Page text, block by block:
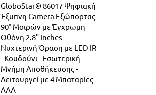
GloboStar® 86017 Ψηφιακή
Έξυπνη Camera Εξώπορτας
90° Μοιρών με Έγχρωμη
Οθόνη 2.8" Inches -
Νυχτερινή Όραση με LED IR
- Κουδούνι - Εσωτερική
Μνήμη Αποθήκευσης -
Λειτουργεί με 4 Μπαταρίες
AAA